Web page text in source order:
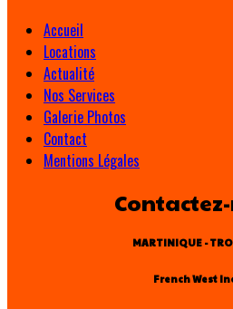
Accueil
Locations
Actualité
Nos Services
Galerie Photos
Contact
Mentions Légales
MARTINIQUE -
French West